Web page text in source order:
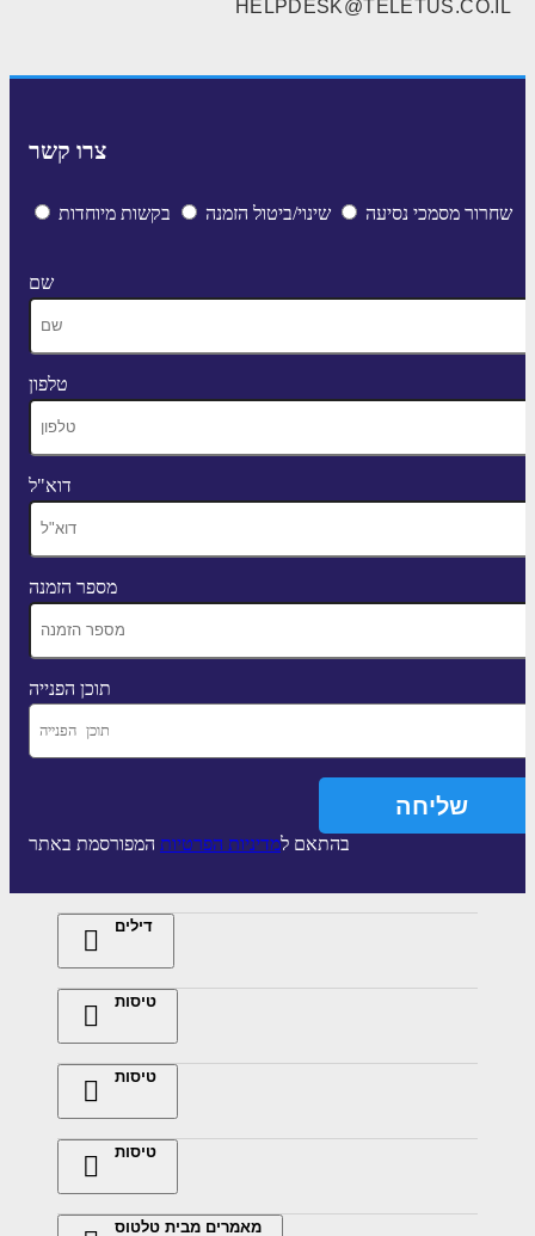
HELPDESK@TELETUS.CO.IL
צרו קשר
שחרור מסמכי נסיעה שינוי/ביטול הזמנה בקשות מיוחדות
שם
טלפון
דוא"ל
מספר הזמנה
תוכן הפנייה
בהתאם למדיניות הפרטיות המפורסמת באתר
דילים
טיסות
טיסות
טיסות
מאמרים מבית טלטוס